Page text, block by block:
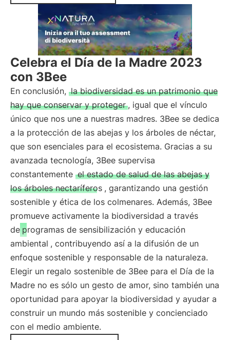
Celebra el Día de la Madre 2023
con 3Bee
En conclusión, la biodiversidad es un patrimonio que
hay que conservar y proteger , igual que el vínculo
único que nos une a nuestras madres. 3Bee se dedica
a la protección de las abejas y los árboles de néctar,
que son esenciales para el ecosistema. Gracias a su
avanzada tecnología, 3Bee supervisa
constantemente el estado de salud de las abejas y
los árboles nectaríferos , garantizando una gestión
sostenible y ética de los colmenares. Además, 3Bee
promueve activamente la biodiversidad a través
de programas de sensibilización y educación
ambiental , contribuyendo así a la difusión de un
enfoque sostenible y responsable de la naturaleza.
Elegir un regalo sostenible de 3Bee para el Día de la
Madre no es sólo un gesto de amor, sino también una
oportunidad para apoyar la biodiversidad y ayudar a
construir un mundo más sostenible y concienciado
con el medio ambiente.